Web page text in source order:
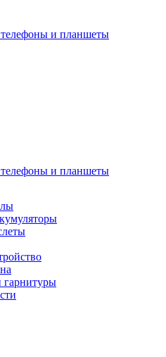
и планшеты
и планшеты